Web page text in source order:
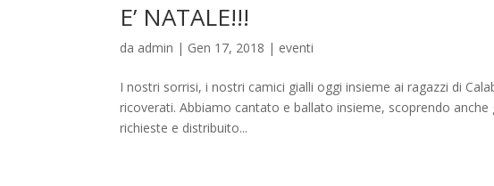
E’ NATALE!!!
da admin | Gen 17, 2018 | eventi
I nostri sorrisi, i nostri camici gialli oggi insieme ai ragazzi di
ricoverati. Abbiamo cantato e ballato insieme, scoprendo
richieste e distribuito...